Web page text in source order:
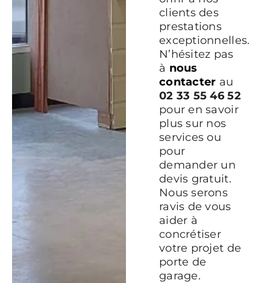
clients des
prestations
exceptionnelles.
N’hésitez pas
à nous
contacter au
02 33 55 46 52
pour en savoir
plus sur nos
services ou
pour
demander un
devis gratuit.
Nous serons
ravis de vous
aider à
concrétiser
votre projet de
porte de
garage.